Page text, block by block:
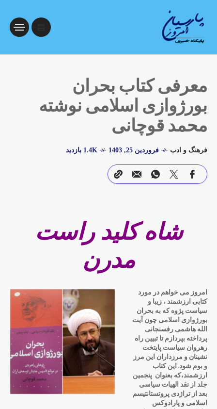
معرفی کتاب بحران
بورژوازی اسلامی نوشته
محمد قوچانی
فرهنگ و ادب فروردین 25, 1403 1.4K بازدید
شاه کلید راست
مدرن
امروز می خواهم در مورد
کتابی ارزشمند ، زیبا و
سیاست پژوه که به بحران
بورژوازی اسلامی چون آیت
الله هاشمی رفسنجانی
پرداخته بپردازم تا تبیین راه
رهروان سیاست پایتخت
نشینان و مرزداران این مرز
و بوم شود. این کتاب
ارزشمند،که بعنوان پنجمین
جلد از نقد الهیات سیاسی
بعد از تراژدی پروتستانتیسم
اسلامی و پارادوکس